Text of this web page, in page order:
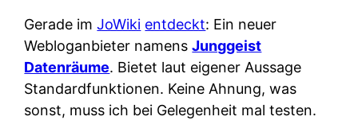
Gerade imJoWiki entdeckt: Ein neuer
Webloganbieter namensJunggeist
Datenräume. Bietet laut eigener Aussage
Standardfunktionen. Keine Ahnung, was
sonst, muss ich bei Gelegenheit mal testen.